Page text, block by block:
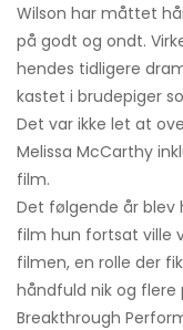
Wilson har måttet
på godt og ondt.
hendes tidligere
kastet i brudepiger
Det var ikke let at
Melissa McCarthy
film.
Det følgende år blev
film hun fortsat ville
filmen, en rolle der
håndfuld nik og flere
Breakthrough